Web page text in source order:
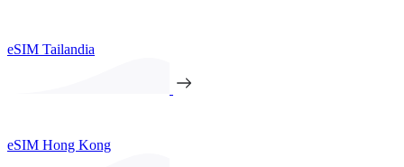
eSIM Tailandia
eSIM Hong Kong